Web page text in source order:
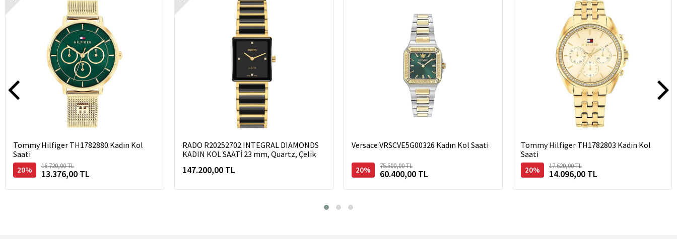
Tommy Hilfiger TH1782880 Kadın Kol
Saati
20% 16.720,00 TL
13.376,00 TL
RADO R20252702 INTEGRAL DIAMONDS
KADIN KOL SAATİ 23 mm, Quartz, Çelik
147.200,00 TL
Versace VRSCVE5G00326 Kadın Kol Saati
20% 75.500,00 TL
60.400,00 TL
Tommy Hilfiger TH1782803 Kadın Kol
Saati
20% 17.620,00 TL
14.096,00 TL